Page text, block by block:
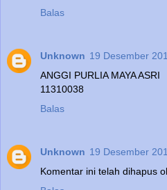
Balas
Unknown 19 Desember
ANGGI PURLIA MAYA ASRI
11310038
Balas
Unknown 19 Desember
Komentar ini telah dihapus